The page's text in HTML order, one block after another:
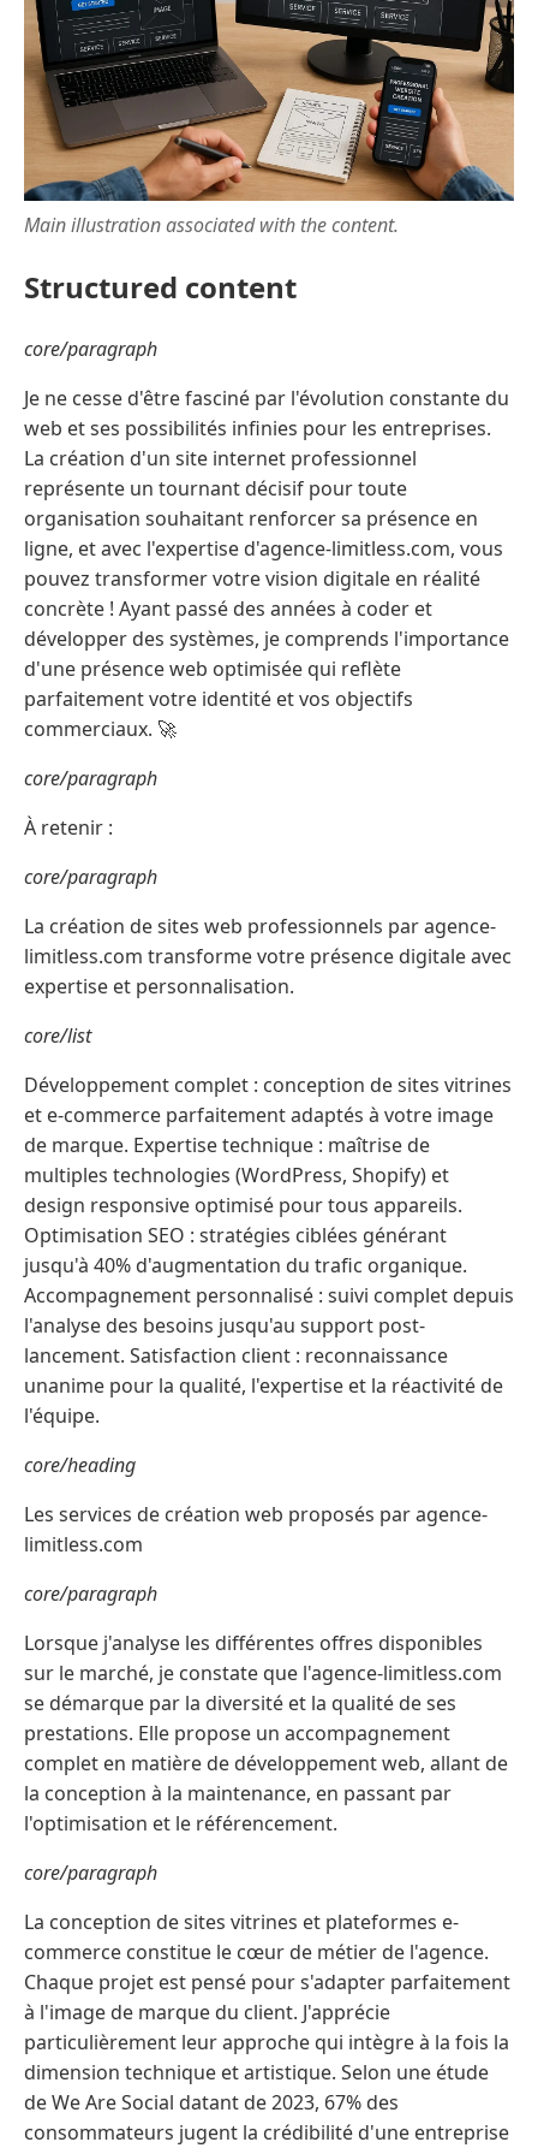
Main illustration associated with the content.
Structured content
core/paragraph
Je ne cesse d'être fasciné par l'évolution constante du
web et ses possibilités infinies pour les entreprises.
La création d'un site internet professionnel
représente un tournant décisif pour toute
organisation souhaitant renforcer sa présence en
ligne, et avec l'expertise d'agence-limitless.com, vous
pouvez transformer votre vision digitale en réalité
concrète ! Ayant passé des années à coder et
développer des systèmes, je comprends l'importance
d'une présence web optimisée qui reflète
parfaitement votre identité et vos objectifs
commerciaux. 🚀
core/paragraph
À retenir :
core/paragraph
La création de sites web professionnels par agence-
limitless.com transforme votre présence digitale avec
expertise et personnalisation.
core/list
Développement complet : conception de sites vitrines
et e-commerce parfaitement adaptés à votre image
de marque. Expertise technique : maîtrise de
multiples technologies (WordPress, Shopify) et
design responsive optimisé pour tous appareils.
Optimisation SEO : stratégies ciblées générant
jusqu'à 40% d'augmentation du trafic organique.
Accompagnement personnalisé : suivi complet depuis
l'analyse des besoins jusqu'au support post-
lancement. Satisfaction client : reconnaissance
unanime pour la qualité, l'expertise et la réactivité de
l'équipe.
core/heading
Les services de création web proposés par agence-
limitless.com
core/paragraph
Lorsque j'analyse les différentes offres disponibles
sur le marché, je constate que l'agence-limitless.com
se démarque par la diversité et la qualité de ses
prestations. Elle propose un accompagnement
complet en matière de développement web, allant de
la conception à la maintenance, en passant par
l'optimisation et le référencement.
core/paragraph
La conception de sites vitrines et plateformes e-
commerce constitue le cœur de métier de l'agence.
Chaque projet est pensé pour s'adapter parfaitement
à l'image de marque du client. J'apprécie
particulièrement leur approche qui intègre à la fois la
dimension technique et artistique. Selon une étude
de We Are Social datant de 2023, 67% des
consommateurs jugent la crédibilité d'une entreprise